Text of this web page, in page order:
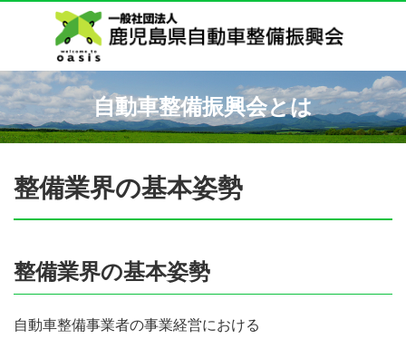
自動車整備振興会とは
整備業界の基本姿勢
整備業界の基本姿勢
自動車整備事業者の事業経営における